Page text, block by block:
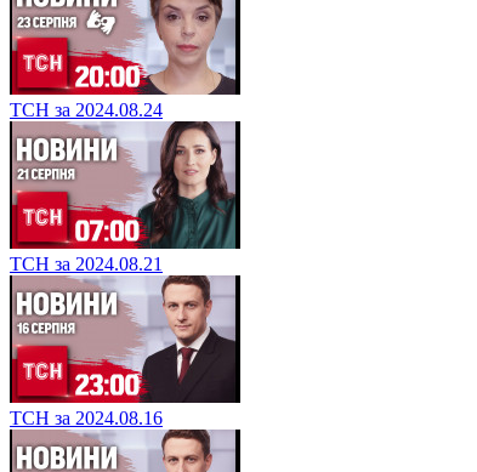
ТСН за 2024.08.24
ТСН за 2024.08.21
ТСН за 2024.08.16